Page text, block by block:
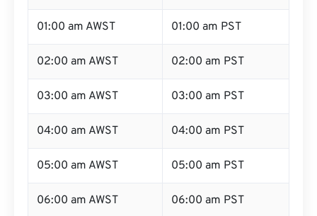
01:00 am AWST 01:00 am PST
02:00 am AWST 02:00 am PST
03:00 am AWST 03:00 am PST
04:00 am AWST 04:00 am PST
05:00 am AWST 05:00 am PST
06:00 am AWST 06:00 am PST